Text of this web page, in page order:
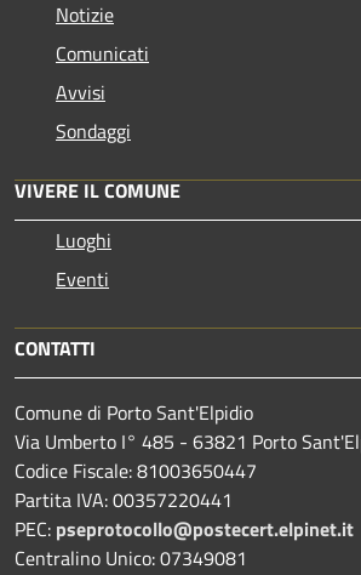
Notizie
Comunicati
Avvisi
Sondaggi
VIVERE IL COMUNE
Luoghi
Eventi
CONTATTI
Comune di Porto Sant'Elpidio
Via Umberto I° 485 - 63821 Porto
Codice Fiscale: 81003650447
Partita IVA: 00357220441
PEC: pseprotocollo@postecert.elpinet.it
Centralino Unico: 07349081